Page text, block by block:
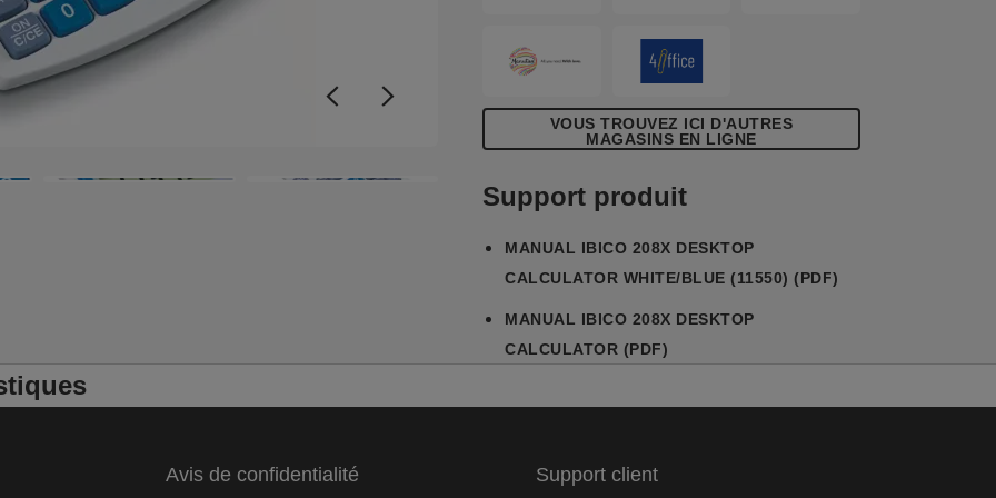
VOUS TROUVEZ ICI D'AUTRES
MAGASINS EN LIGNE
Support produit
MANUAL IBICO 208X DESKTOP
CALCULATOR WHITE/BLUE (11550) (PDF)
MANUAL IBICO 208X DESKTOP
CALCULATOR (PDF)
Avis de confidentialité Support client